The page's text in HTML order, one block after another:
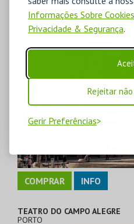
Informações Sobre Cookies
Privacidade & Segurança.
Rejeitar
Gerir Preferências
TEATRO MUNICIPAL RIVOLI
PORTO
COMPRAR INFO
TEATRO DO CAMPO ALEGRE
PORTO